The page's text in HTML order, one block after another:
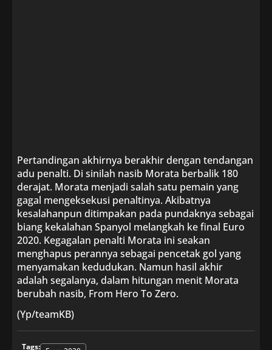
Pertandingan akhirnya berakhir dengan tendangan
adu penalti. Di sinilah nasib Morata berbalik 180
derajat. Morata menjadi salah satu pemain yang
gagal mengeksekusi penaltinya. Akibatnya
kesalahanpun ditimpakan pada pundaknya sebagai
biang kekalahan Spanyol melangkah ke final Euro
2020. Kegagalan penalti Morata ini seakan
menghapus perannya sebagai pencetak gol yang
menyamakan kedudukan. Namun hasil akhir
adalah segalanya, dalam hitungan menit Morata
berubah nasib, From Hero To Zero.
(Yp/teamKB)
Tags: